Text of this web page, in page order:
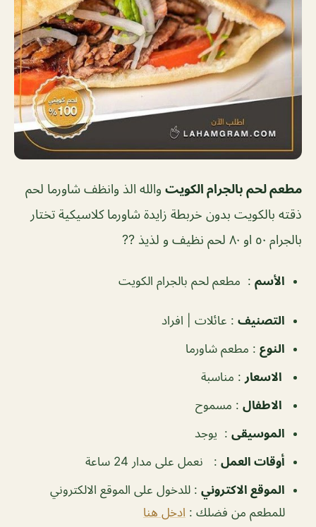
مطعم لحم بالجرام الكويت والله الذ وانظف شاورما لحم
ذقته بالكويت بدون خربطة زايدة شاورما كلاسيكية تختار
بالجرام ٥٠ او ٨٠ لحم نظيف و لذيذ ??
الأسم : مطعم لحم بالجرام الكويت
التصنيف : عائلات | افراد
النوع : مطعم شاورما
الاسعار : مناسبة
الاطفال : مسموح
الموسيقى : يوجد
‏أوقات العمل :
نعمل على مدار 24 ساعة
الموقع الاكتروني : للدخول على الموقع الالكتروني
للمطعم من فضلك : ادخل هنا